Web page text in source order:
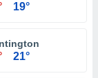
19°
21°